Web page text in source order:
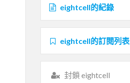
eightcell的紀錄
eightcell的訂閱列表
封鎖 eightcell